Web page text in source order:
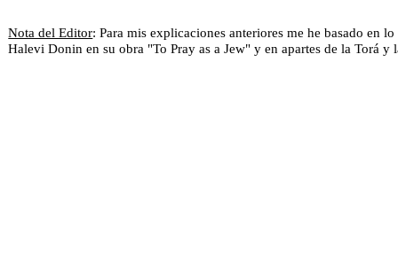
Nota del Editor: Para mis explicaciones anteriores me he basado en
Halevi Donin en su obra "To Pray as a Jew" y en apartes de la Torá y